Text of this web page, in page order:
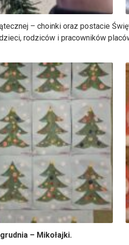
– choinki oraz postacie
rodziców i pracowników
– Mikołajki.